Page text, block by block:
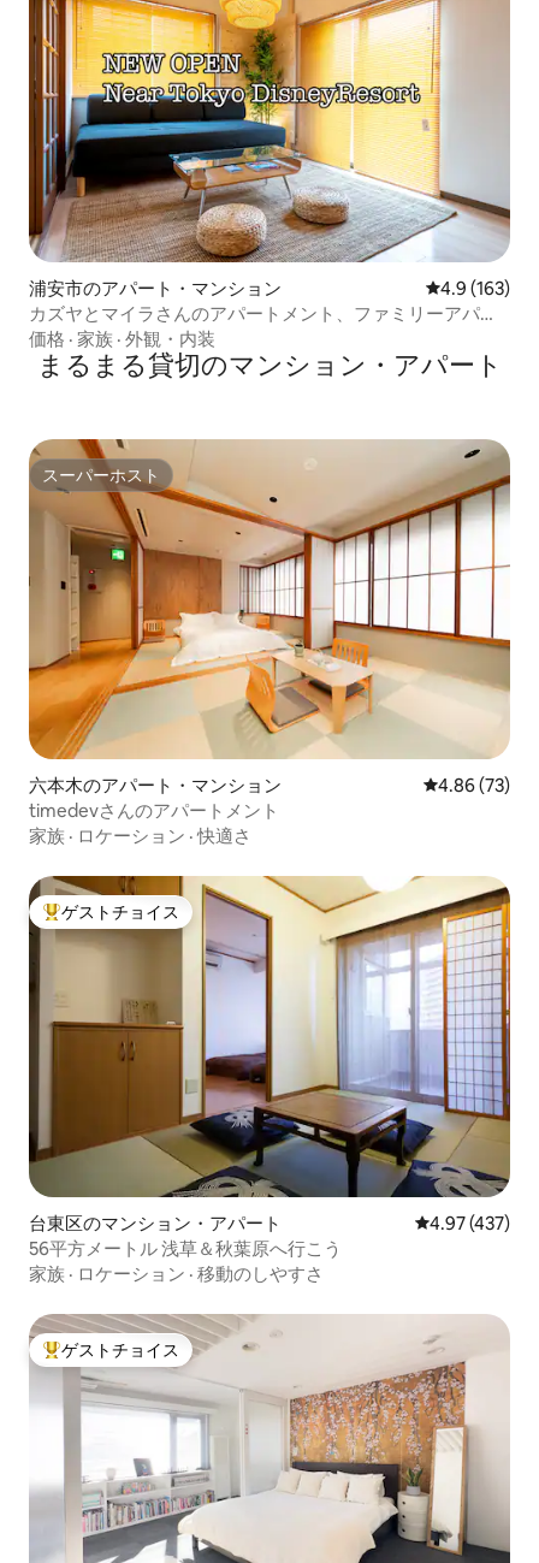
浦安市のアパート・マンション レビュー163
4.9 (163)
カズヤとマイラさんのアパートメント、ファミリーアパー
トメント5
価格 · 家族 · 外観・内装
まるまる貸切のマンション・アパート
スーパーホスト
スーパーホスト
六本木のアパート・マンション レビュー73
4.86 (73)
timedevさんのアパートメント
家族 · ロケーション ·快適さ
大好評のゲストチョイスです。
ゲストチョイス
台東区のマンション・アパート レビュー437
4.97 (437)
56平方メートル 浅草＆秋葉原へ行こう
家族 · ロケーション · 移動のしやすさ
大好評のゲストチョイスです。
ゲストチョイス